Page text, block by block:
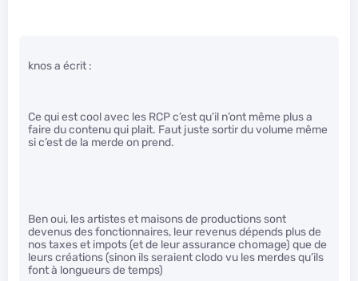
knos a écrit :
Ce qui est cool avec les RCP c’est qu’il n’ont même plus a
faire du contenu qui plait. Faut juste sortir du volume même
si c’est de la merde on prend.
Ben oui, les artistes et maisons de productions sont
devenus des fonctionnaires, leur revenus dépends plus de
nos taxes et impots (et de leur assurance chomage) que de
leurs créations (sinon ils seraient clodo vu les merdes qu’ils
font à longueurs de temps)